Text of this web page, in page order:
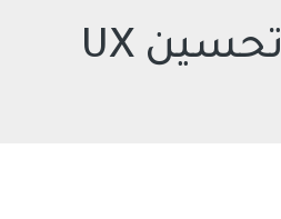
تحسين UX